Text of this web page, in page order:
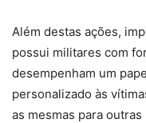
Além destas ações,
possui militares com
desempenham um
personalizado às
as mesmas para